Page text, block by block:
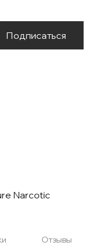
Подписаться
Narcotic
Отзывы